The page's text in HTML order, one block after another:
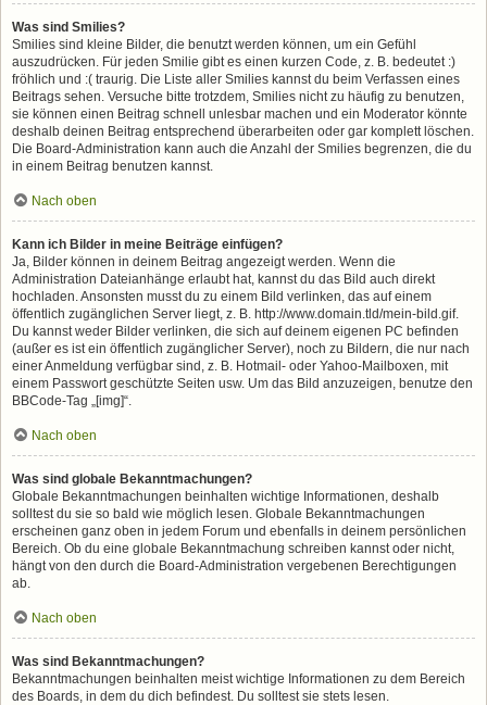
Was sind Smilies?
Smilies sind kleine Bilder, die benutzt werden können, um ein Gefühl
auszudrücken. Für jeden Smilie gibt es einen kurzen Code, z. B. bedeutet :)
fröhlich und :( traurig. Die Liste aller Smilies kannst du beim Verfassen eines
Beitrags sehen. Versuche bitte trotzdem, Smilies nicht zu häufig zu benutzen,
sie können einen Beitrag schnell unlesbar machen und ein Moderator könnte
deshalb deinen Beitrag entsprechend überarbeiten oder gar komplett löschen.
Die Board-Administration kann auch die Anzahl der Smilies begrenzen, die du
in einem Beitrag benutzen kannst.
Nach oben
Kann ich Bilder in meine Beiträge einfügen?
Ja, Bilder können in deinem Beitrag angezeigt werden. Wenn die
Administration Dateianhänge erlaubt hat, kannst du das Bild auch direkt
hochladen. Ansonsten musst du zu einem Bild verlinken, das auf einem
öffentlich zugänglichen Server liegt, z. B. http://www.domain.tld/mein-bild.gif.
Du kannst weder Bilder verlinken, die sich auf deinem eigenen PC befinden
(außer es ist ein öffentlich zugänglicher Server), noch zu Bildern, die nur nach
einer Anmeldung verfügbar sind, z. B. Hotmail- oder Yahoo-Mailboxen, mit
einem Passwort geschützte Seiten usw. Um das Bild anzuzeigen, benutze den
BBCode-Tag „[img]“.
Nach oben
Was sind globale Bekanntmachungen?
Globale Bekanntmachungen beinhalten wichtige Informationen, deshalb
solltest du sie so bald wie möglich lesen. Globale Bekanntmachungen
erscheinen ganz oben in jedem Forum und ebenfalls in deinem persönlichen
Bereich. Ob du eine globale Bekanntmachung schreiben kannst oder nicht,
hängt von den durch die Board-Administration vergebenen Berechtigungen
ab.
Nach oben
Was sind Bekanntmachungen?
Bekanntmachungen beinhalten meist wichtige Informationen zu dem Bereich
des Boards, in dem du dich befindest. Du solltest sie stets lesen.